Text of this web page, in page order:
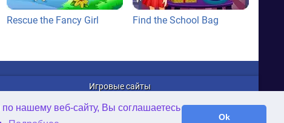
нашему веб-сайту, Вы соглашаетесь
Ok
Rescue the Fancy Girl Find the School Bag
Игровые сайты
WellGames.com